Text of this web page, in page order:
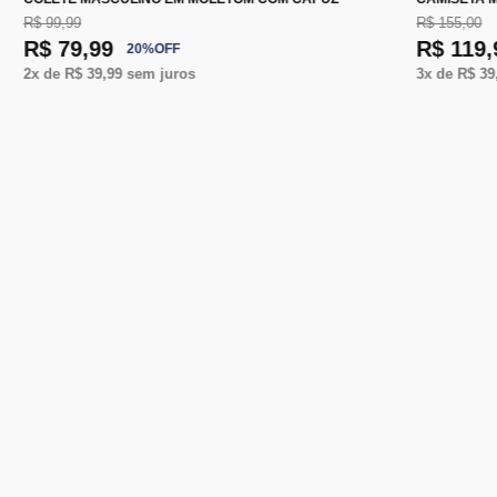
R$ 99,99
R$ 79,99 20%OFF
2x de R$ 39,99sem juros
R$ 155,00
R$
3x de R$